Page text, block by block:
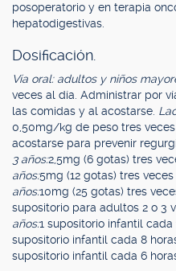
posoperatorio y en terapia
hepatodigestivas.
Dosificación.
Vía oral: adultos y niños
veces al día. Administrar por
las comidas y al acostarse.
0,50mg/kg de peso tres
acostarse para prevenir
3 años:2,5mg (6 gotas) tres
años:5mg (12 gotas) tres veces
años:10mg (25 gotas) tres
supositorio para adultos 2 o 3
años:1 supositorio infantil cada
supositorio infantil cada 8
supositorio infantil cada 6